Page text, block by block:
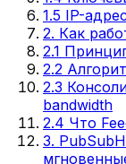
1.5 IP-
2. Как
2.1
2.2
2.3
bandwidth
2.4 Что
3.